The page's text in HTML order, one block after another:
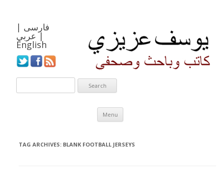
فارسی |
عربي |
English
Menu
Skip to content
TAG ARCHIVES: BLANK FOOTBALL JERSEYS